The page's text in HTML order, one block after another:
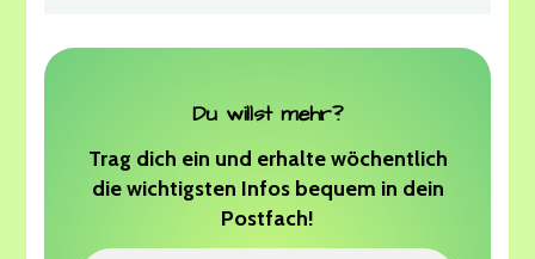
Du willst mehr?
Trag dich ein und erhalte wöchentlich
die wichtigsten Infos bequem in dein
Postfach!